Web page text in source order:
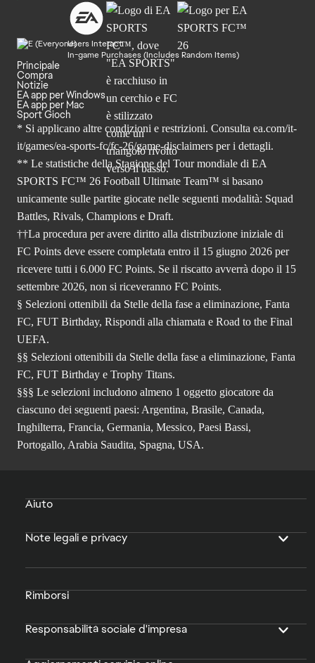
Users Interact
In-game Purchases (Includes Random Items)
Principale
Compra
Notizie
EA app per Windows
EA app per Mac
Sport Gioch
* Si applicano altre condizioni e restrizioni. Consulta ea.com/it-
it/games/ea-sports-fc/fc-26/game-disclaimers per i dettagli.
** Le statistiche della Stagione del Tour mondiale di EA
SPORTS FC™ 26 Football Ultimate Team™ si basano
unicamente sulle partite giocate nelle seguenti modalità: Squad
Battles, Rivals, Champions e Draft.
††La procedura per avere diritto alla distribuzione iniziale di
FC Points deve essere completata entro il 15 giugno 2026 per
ricevere tutti i 6.000 FC Points. Se il riscatto avverrà dopo il 15
settembre 2026, non si riceveranno FC Points.
§ Selezioni ottenibili da Stelle della fase a eliminazione, Fanta
FC, FUT Birthday, Rispondi alla chiamata e Road to the Final
UEFA.
§§ Selezioni ottenibili da Stelle della fase a eliminazione, Fanta
FC, FUT Birthday e Trophy Titans.
§§§ Le selezioni includono almeno 1 oggetto giocatore da
ciascuno dei seguenti paesi: Argentina, Brasile, Canada,
Inghilterra, Francia, Germania, Messico, Paesi Bassi,
Portogallo, Arabia Saudita, Spagna, USA.
Aiuto
Note legali e privacy
Rimborsi
Responsabilità sociale d'impresa